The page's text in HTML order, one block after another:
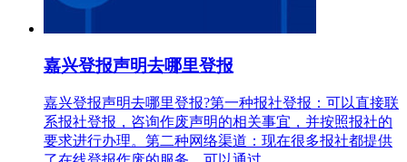
嘉兴登报声明去哪里登报
嘉兴登报声明去哪里登报?第一种报社登报：可以直接联
系报社登报，咨询作废声明的相关事宜，并按照报社的
要求进行办理。第二种网络渠道：现在很多报社都提供